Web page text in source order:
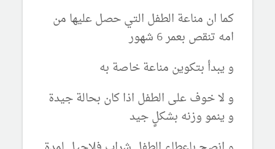
كما ان مناعة الطفل التي حصل عليها من
امه تنقص بعمر 6 شهور
و يبدأ بتكوين مناعة خاصة به
و لا خوف على الطفل اذا كان بحالة جيدة
و ينمو وزنه بشكلٍ جيد